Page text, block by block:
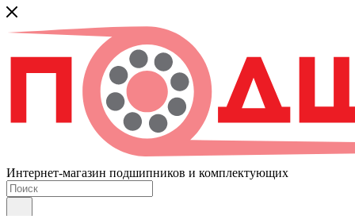
Интернет-магазин подшипников и комплектующих